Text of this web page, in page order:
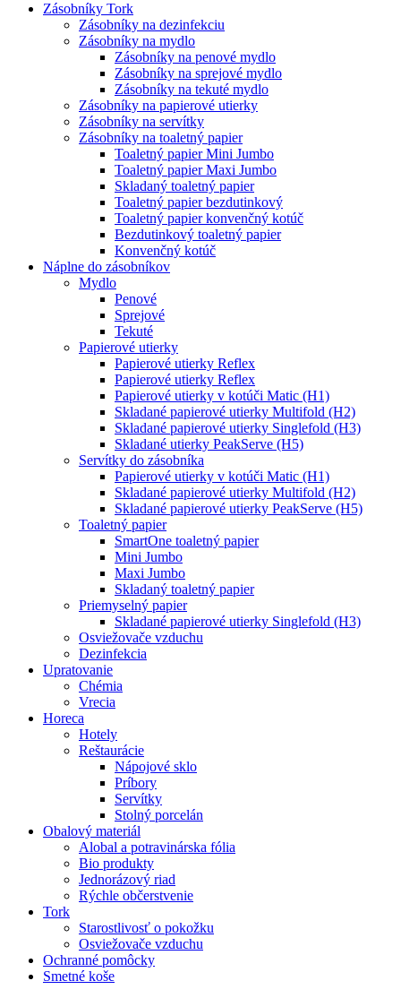
Zásobníky Tork
Zásobníky na dezinfekciu
Zásobníky na mydlo
Zásobníky na penové mydlo
Zásobníky na sprejové mydlo
Zásobníky na tekuté mydlo
Zásobníky na papierové utierky
Zásobníky na servítky
Zásobníky na toaletný papier
Toaletný papier Mini Jumbo
Toaletný papier Maxi Jumbo
Skladaný toaletný papier
Toaletný papier bezdutinkový
Toaletný papier konvenčný kotúč
Bezdutinkový toaletný papier
Konvenčný kotúč
Náplne do zásobníkov
Mydlo
Penové
Sprejové
Tekuté
Papierové utierky
Papierové utierky Reflex
Papierové utierky Reflex
Papierové utierky v kotúči Matic (H1)
Skladané papierové utierky Multifold (H2)
Skladané papierové utierky Singlefold (H3)
Skladané utierky PeakServe (H5)
Servítky do zásobníka
Papierové utierky v kotúči Matic (H1)
Skladané papierové utierky Multifold (H2)
Skladané papierové utierky PeakServe (H5)
Toaletný papier
SmartOne toaletný papier
Mini Jumbo
Maxi Jumbo
Skladaný toaletný papier
Priemyselný papier
Skladané papierové utierky Singlefold (H3)
Osviežovače vzduchu
Dezinfekcia
Upratovanie
Chémia
Vrecia
Horeca
Hotely
Reštaurácie
Nápojové sklo
Príbory
Servítky
Stolný porcelán
Obalový materiál
Alobal a potravinárska fólia
Bio produkty
Jednorázový riad
Rýchle občerstvenie
Tork
Starostlivosť o pokožku
Osviežovače vzduchu
Ochranné pomôcky
Smetné koše